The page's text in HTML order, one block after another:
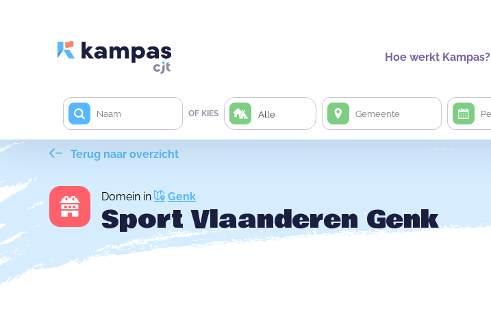
Hoe werkt Kampas?
OF KIES Alle
Terug naar overzicht
Domein in Genk
Sport Vlaanderen Genk